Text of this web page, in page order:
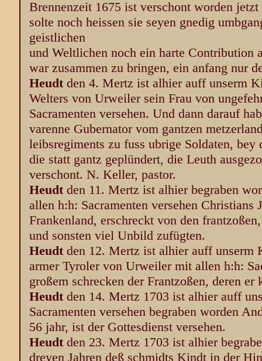
Brennenzeit 1675 ist verschont worden
solte noch heissen sie seyen gnedig
geistlichen
und Weltlichen noch ein harte Contribution
war zusammen zu bringen, ein anfang nur
Heudt den 4. Mertz ist alhier auff unserm
Welters von Urweiler sein Frau von
Sacramenten versehen. Und dann darauf
varenne Gubernator vom gantzen
leibsregiments zu fuss ubrige Soldaten, bey
die statt gantz geplündert, die Leuth
verschont. N. Keller, pastor.
Heudt den 11. Mertz ist alhier begraben
allen h:h: Sacramenten versehen Christians
Frankenland, erschreckt von den
und sonsten viel Unbild zufügten.
Heudt den 12. Mertz ist alhier auff unserm
armer Tyroler von Urweiler mit allen h:h:
großem schrecken der Frantzoßen, deren er
Heudt den 14. Mertz 1703 ist alhier auff
Sacramenten versehen begraben worden
56 jahr, ist der Gottesdienst versehen.
Heudt den 23. Mertz 1703 ist alhier
dreyen Jahren deß schmidts Kindt in der